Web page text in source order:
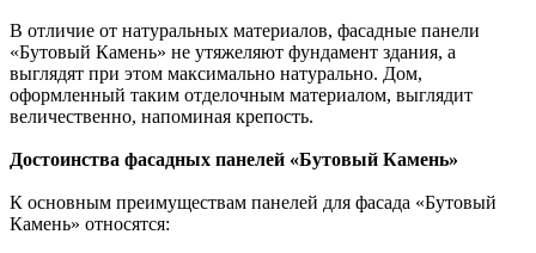
В отличие от натуральных материалов, фасадные панели
«Бутовый Камень» не утяжеляют фундамент здания, а
выглядят при этом максимально натурально. Дом,
оформленный таким отделочным материалом, выглядит
величественно, напоминая крепость.
Достоинства фасадных панелей «Бутовый Камень»
К основным преимуществам панелей для фасада «Бутовый
Камень» относятся: